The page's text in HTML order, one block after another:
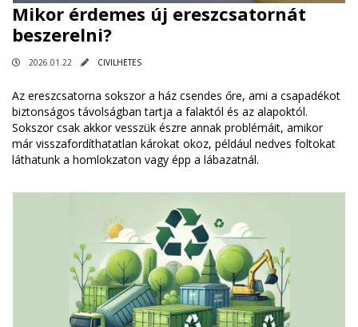
Mikor érdemes új ereszcsatornát
beszerelni?
2026.01.22 CIVILHETES
Az ereszcsatorna sokszor a ház csendes őre, ami a csapadékot
biztonságos távolságban tartja a falaktól és az alapoktól.
Sokszor csak akkor vesszük észre annak problémáit, amikor
már visszafordíthatatlan károkat okoz, például nedves foltokat
láthatunk a homlokzaton vagy épp a lábazatnál.